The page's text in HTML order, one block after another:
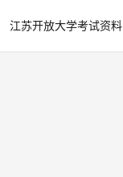
江苏开放大学考试资料